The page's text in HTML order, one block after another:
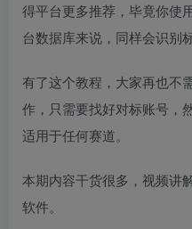
得平台更多推荐，毕竟你使
台数据库来说，同样会识别
有了这个教程，大家再也不
作，只需要找好对标账号，
适用于任何赛道。
本期内容干货很多，视频讲
软件。